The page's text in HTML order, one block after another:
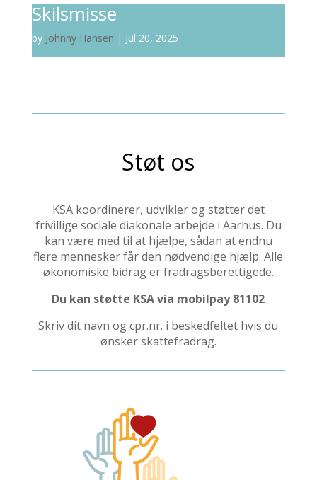
Skilsmisse
by Johnny Hansen | Jul 20, 2025
Støt os
KSA koordinerer, udvikler og støtter det
frivillige sociale diakonale arbejde i Aarhus. Du
kan være med til at hjælpe, sådan at endnu
flere mennesker får den nødvendige hjælp. Alle
økonomiske bidrag er fradragsberettigede.
Du kan støtte KSA via mobilpay 81102
Skriv dit navn og cpr.nr. i beskedfeltet hvis du
ønsker skattefradrag.